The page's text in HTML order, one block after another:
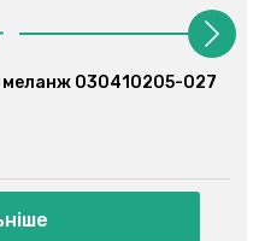
спортивні, сірі